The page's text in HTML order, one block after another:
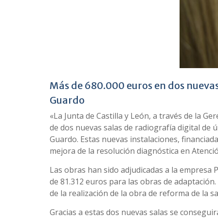
Más de 680.000 euros en dos
Guardo
«La Junta de Castilla y León, a través de la
de dos nuevas salas de radiografía digital de
Guardo. Estas nuevas instalaciones,
mejora de la resolución diagnóstica en
Las obras han sido adjudicadas a la
de 81.312 euros para las obras de
de la realización de la obra de reforma de la
Gracias a estas dos nuevas salas se